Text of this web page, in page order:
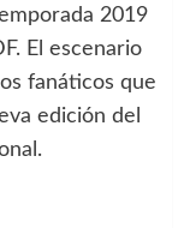
2019
El escenario
fanáticos que
edición del